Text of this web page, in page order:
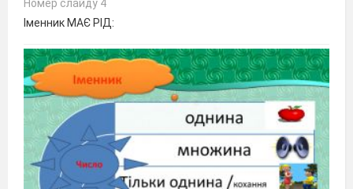
Номер слайду 4
Іменник МАЄ РІД: